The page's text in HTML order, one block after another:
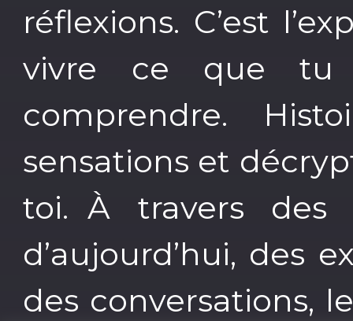
réflexions. C’est
vivre ce que tu
comprendre.
sensations et
toi. À travers des
d’aujourd’hui, des
des conversations,